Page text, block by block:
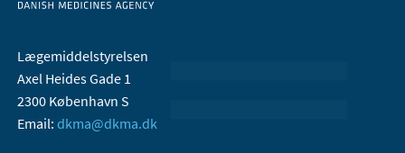
Lægemiddelstyrelsen
Axel Heides Gade 1
2300 København S
Email: dkma@dkma.dk